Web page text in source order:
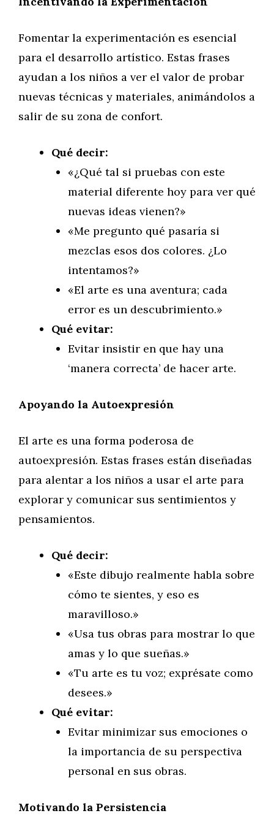
Fomentar la experimentación es esencial
para el desarrollo artístico. Estas frases
ayudan a los niños a ver el valor de probar
nuevas técnicas y materiales, animándolos a
salir de su zona de confort.
Qué decir:
«¿Qué tal si pruebas con este
material diferente hoy para ver qué
nuevas ideas vienen?»
«Me pregunto qué pasaría si
mezclas esos dos colores. ¿Lo
intentamos?»
«El arte es una aventura; cada
error es un descubrimiento.»
Qué evitar:
Evitar insistir en que hay una
‘manera correcta’ de hacer arte.
Apoyando la Autoexpresión
El arte es una forma poderosa de
autoexpresión. Estas frases están diseñadas
para alentar a los niños a usar el arte para
explorar y comunicar sus sentimientos y
pensamientos.
Qué decir:
«Este dibujo realmente habla sobre
cómo te sientes, y eso es
maravilloso.»
«Usa tus obras para mostrar lo que
amas y lo que sueñas.»
«Tu arte es tu voz; exprésate como
desees.»
Qué evitar:
Evitar minimizar sus emociones o
la importancia de su perspectiva
personal en sus obras.
Motivando la Persistencia